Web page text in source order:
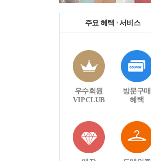
주요 혜택 · 서비스
우수회원
VIP CLUB
방문구매
혜택